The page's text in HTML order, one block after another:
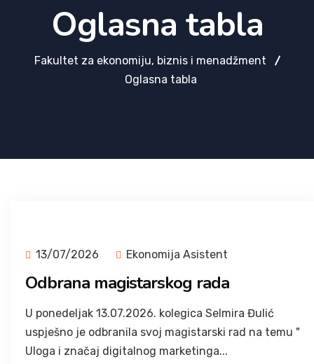
Oglasna tabla
Fakultet za ekonomiju, biznis i menadžment
Oglasna tabla
13/07/2026 Ekonomija Asistent
Odbrana magistarskog rada
U ponedeljak 13.07.2026. kolegica Selmira Đulić
uspješno je odbranila svoj magistarski rad na temu "
Uloga i značaj digitalnog marketinga...